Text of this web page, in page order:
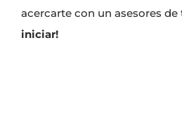
acercarte con un asesores de
iniciar!